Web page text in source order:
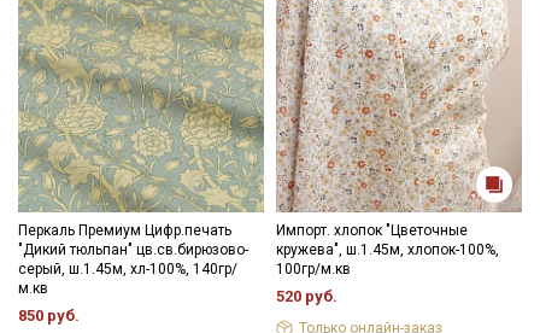
Перкаль Премиум Цифр.печать
"Дикий тюльпан" цв.св.бирюзово-
серый, ш.1.45м, хл-100%, 140гр/
м.кв
850 руб.
Импорт. хлопок "Цветочные
кружева", ш.1.45м, хлопок-100%,
100гр/м.кв
520 руб.
Только онлайн-заказ